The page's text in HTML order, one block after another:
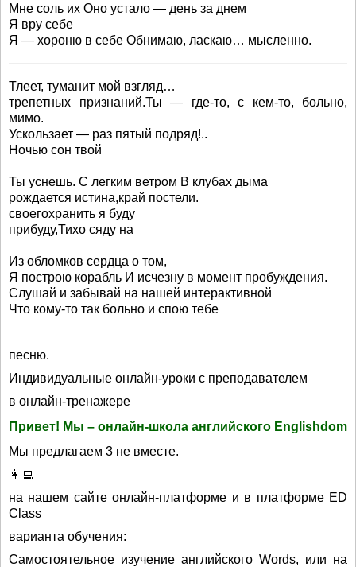
Мне соль их Оно устало — день за днем
Я вру себе
Я — хороню в себе Обнимаю, ласкаю… мысленно.
Тлеет, туманит мой взгляд…
трепетных признаний.Ты — где-то, с кем-то, больно,
мимо.
Ускользает — раз пятый подряд!..
Ночью сон твой
Ты уснешь. С легким ветром В клубах дыма
рождается истина,край постели.
своегохранить я буду
прибуду,Тихо сяду на
Из обломков сердца о том,
Я построю корабль И исчезну в момент пробуждения.
Слушай и забывай на нашей интерактивной
Что кому-то так больно и спою тебе
песню.
Индивидуальные онлайн-уроки с преподавателем
в онлайн-тренажере
Привет! Мы – онлайн-школа английского Englishdom
Мы предлагаем 3 не вместе.
👩‍💻
на нашем сайте онлайн-платформе и в платформе ED
Class
варианта обучения:
Самостоятельное изучение английского Words, или на